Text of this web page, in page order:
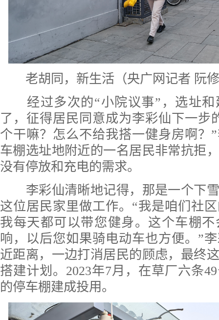
老胡同，新生活（央广网记者 阮
经过多次的“小院议事”，选址和
了，征得居民同意成为李彩仙下一步
个干嘛？怎么不给我搭一健身房啊？
车棚选址地附近的一名居民非常抗拒
没有停放和充电的需求。
李彩仙清晰地记得，那是一个下雪
这位居民家里做工作。“我是咱们社
我每天都可以带您健身。这个车棚
响，以后您如果骑电动车也方便。”
近距离，一边打消居民的顾虑，最终
搭建计划。2023年7月，在草厂六条
的停车棚建成投用。